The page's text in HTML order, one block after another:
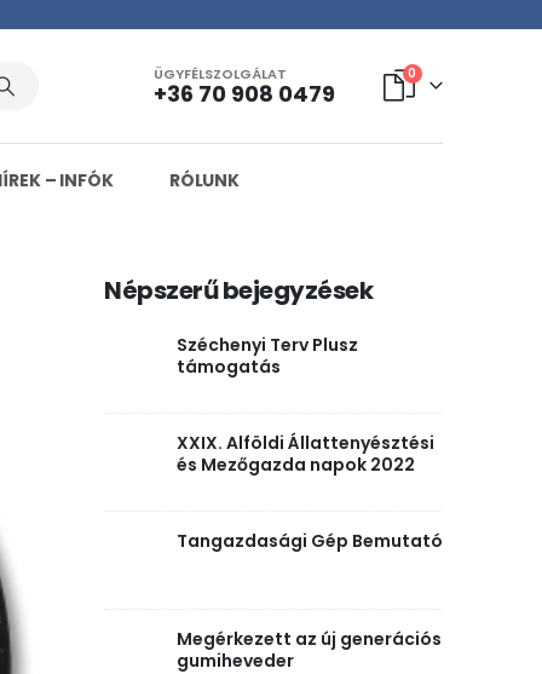
ÜGYFÉLSZOLGÁLAT
+36 70 908 0479
0
– INFÓK RÓLUNK
Népszerű bejegyzések
Széchenyi Terv Plusz
támogatás
XXIX. Alföldi Állattenyésztési
és Mezőgazda napok 2022
Tangazdasági Gép Bemutató
Megérkezett az új generációs
gumiheveder